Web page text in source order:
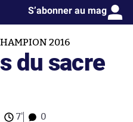
S’abonner au mag
2016
du sacre
7' 0